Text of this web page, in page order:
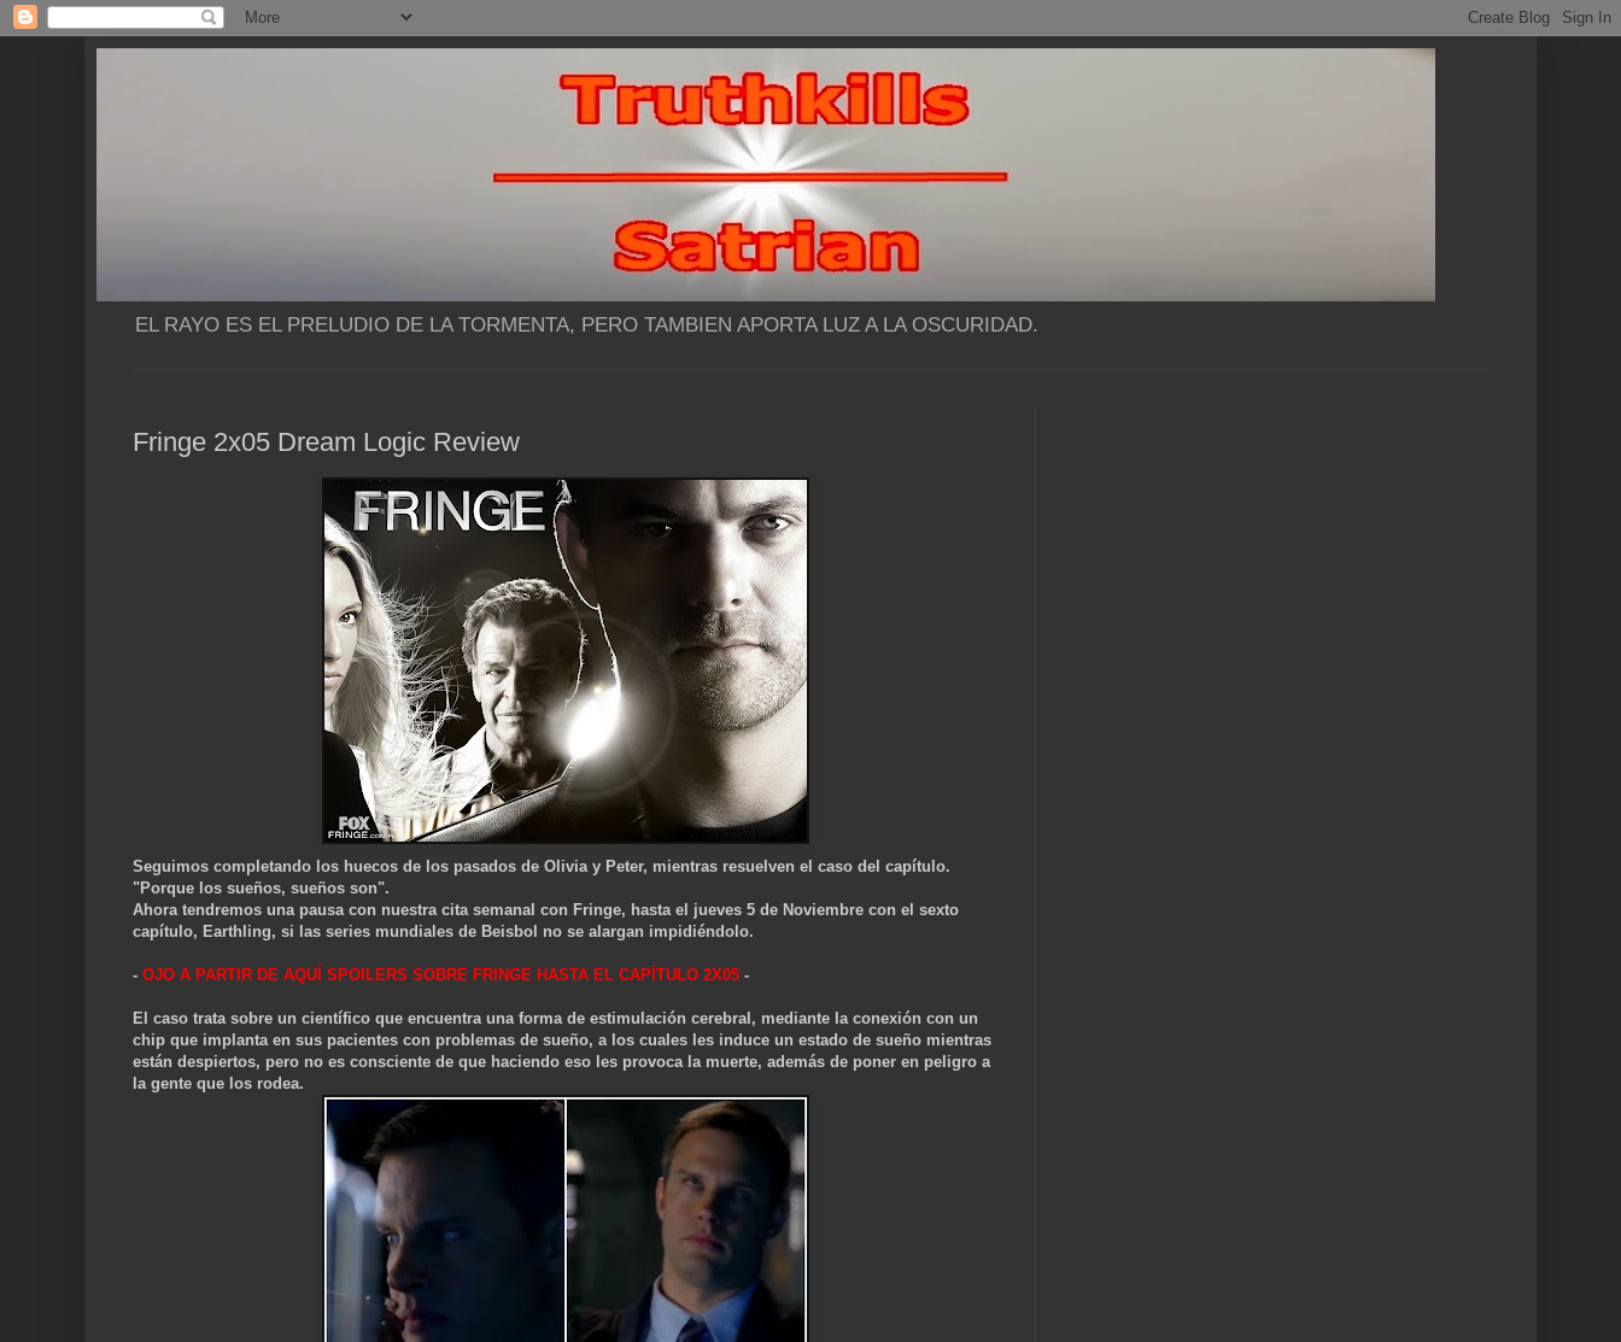
EL RAYO ES EL PRELUDIO DE LA TORMENTA, PERO TAMBIEN APORTA LUZ A LA OSCURIDAD.
Fringe 2x05 Dream Logic Review
Seguimos completando los huecos de los pasados de Olivia y Peter, mientras resuelven el caso del capítulo.
"Porque los sueños, sueños son".
Ahora tendremos una pausa con nuestra cita semanal con Fringe, hasta el jueves 5 de Noviembre con el sexto
capítulo, Earthling, si las series mundiales de Beisbol no se alargan impidiéndolo.
- OJO A PARTIR DE AQUÍ SPOILERS SOBRE FRINGE HASTA EL CAPÍTULO 2X05 -
El caso trata sobre un científico que encuentra una forma de estimulación cerebral, mediante la conexión con un
chip que implanta en sus pacientes con problemas de sueño, a los cuales les induce un estado de sueño mientras
están despiertos, pero no es consciente de que haciendo eso les provoca la muerte, además de poner en peligro a
la gente que los rodea.